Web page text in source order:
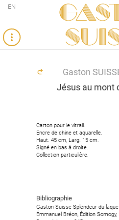
EN
Gaston
Jésus au mont
Carton pour le vitrail.
Encre de chine et aquarelle.
Haut. 45 cm, Larg. 15 cm.
Signé en bas à droite.
Collection particulière.
Bibliographie
Gaston Suisse Splendeur du
Émmanuel Bréon, Édition Somogy,
Carton pour le vitrail.
Encre de chine et aquarelle.
Haut. 45 cm, Larg. 15 cm.
Signé en bas à droite.
Collection particulière.
Bibliographie
Gaston Suisse Splendeur du
Émmanuel Bréon, Édition Somogy,